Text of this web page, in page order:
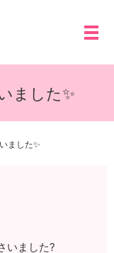
メ
ました✨
ました✨
いました?